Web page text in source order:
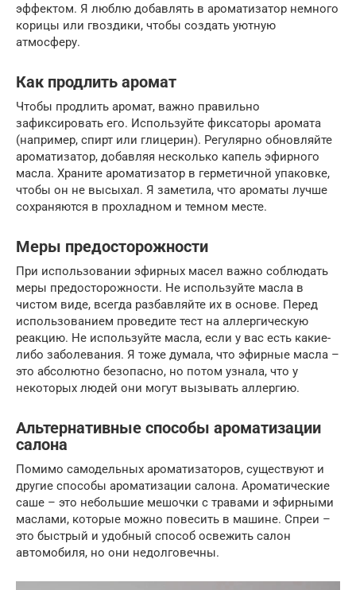
эффектом. Я люблю добавлять в ароматизатор немного
корицы или гвоздики, чтобы создать уютную
атмосферу.
Как продлить аромат
Чтобы продлить аромат, важно правильно
зафиксировать его. Используйте фиксаторы аромата
(например, спирт или глицерин). Регулярно обновляйте
ароматизатор, добавляя несколько капель эфирного
масла. Храните ароматизатор в герметичной упаковке,
чтобы он не высыхал. Я заметила, что ароматы лучше
сохраняются в прохладном и темном месте.
Меры предосторожности
При использовании эфирных масел важно соблюдать
меры предосторожности. Не используйте масла в
чистом виде, всегда разбавляйте их в основе. Перед
использованием проведите тест на аллергическую
реакцию. Не используйте масла, если у вас есть какие-
либо заболевания. Я тоже думала, что эфирные масла –
это абсолютно безопасно, но потом узнала, что у
некоторых людей они могут вызывать аллергию.
Альтернативные способы ароматизации
салона
Помимо самодельных ароматизаторов, существуют и
другие способы ароматизации салона. Ароматические
саше – это небольшие мешочки с травами и эфирными
маслами, которые можно повесить в машине. Спреи –
это быстрый и удобный способ освежить салон
автомобиля, но они недолговечны.